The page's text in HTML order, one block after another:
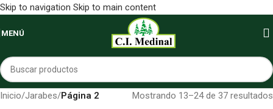
Skip to navigation Skip to main content
MENÚ
Inicio/Jarabes/Página 2 Mostrando 13–24 de 37 resultados